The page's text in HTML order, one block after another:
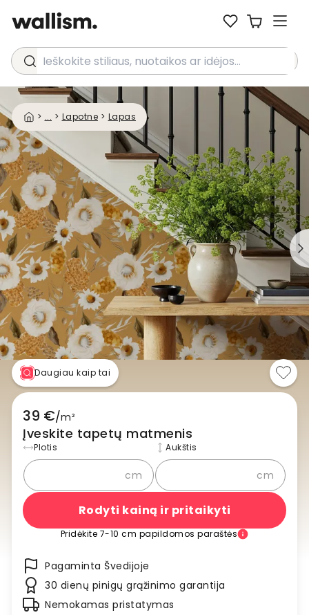
Ieškokite stiliaus, nuotaikos ar idėjos...
> ... > Lapotne > Lapas
Daugiau kaip tai
39 €/m²
Įveskite tapetų matmenis
Plotis
cm
Aukštis
cm
Rodyti kainą ir pritaikyti
Pridėkite 7-10 cm papildomos paraštės
Pagaminta Švedijoje
30 dienų pinigų grąžinimo garantija
Nemokamas pristatymas